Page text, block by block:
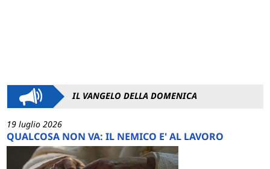
IL VANGELO DELLA DOMENICA
19 luglio 2026
QUALCOSA NON VA: IL NEMICO E' AL LAVORO